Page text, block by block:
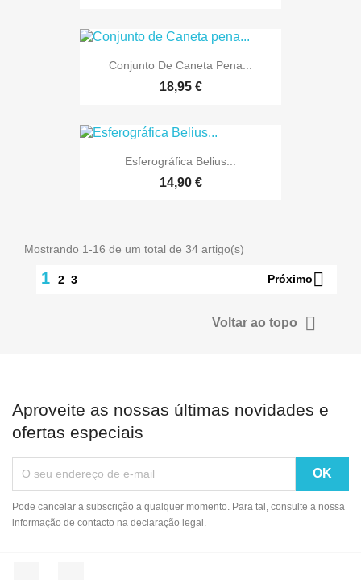
Conjunto De Caneta Pena...
18,95 €
Esferográfica Belius...
14,90 €
Mostrando 1-16 de um total de 34 artigo(s)
1 2 3 Próximo
Voltar ao topo 
Aproveite as nossas últimas novidades e
ofertas especiais
Pode cancelar a subscrição a qualquer momento. Para tal, consulte a nossa
informação de contacto na declaração legal.